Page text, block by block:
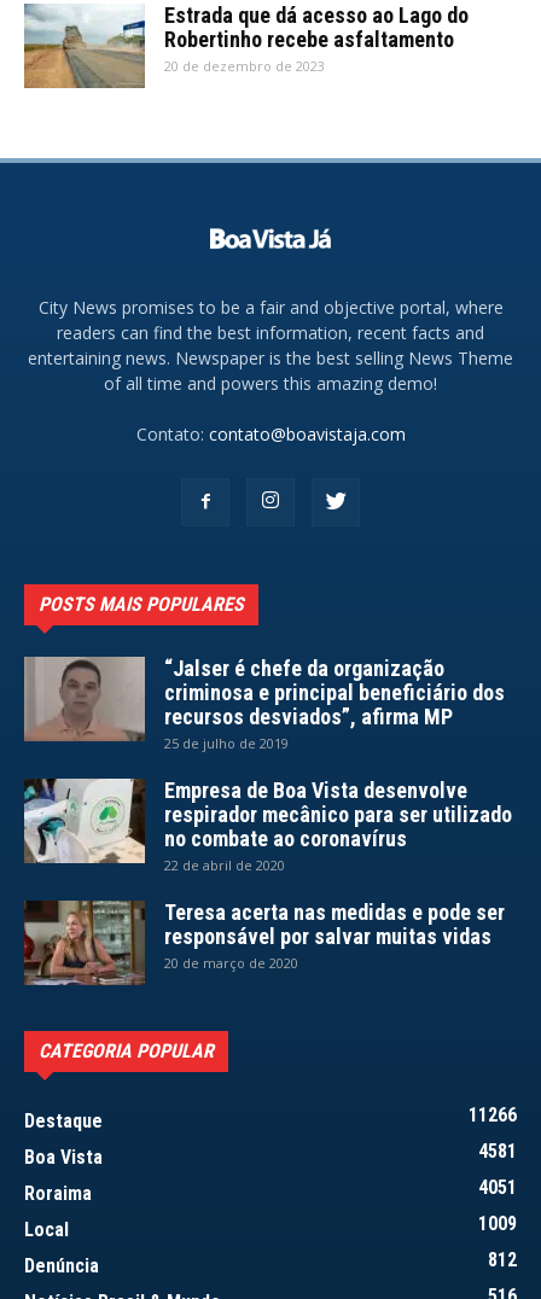
Estrada que dá acesso ao Lago do
Robertinho recebe asfaltamento
20 de dezembro de 2023
City News promises to be a fair and objective portal, where
readers can find the best information, recent facts and
entertaining news. Newspaper is the best selling News Theme
of all time and powers this amazing demo!
Contato: contato@boavistaja.com
POSTS MAIS POPULARES
“Jalser é chefe da organização
criminosa e principal beneficiário dos
recursos desviados”, afirma MP
25 de julho de 2019
Empresa de Boa Vista desenvolve
respirador mecânico para ser utilizado
no combate ao coronavírus
22 de abril de 2020
Teresa acerta nas medidas e pode ser
responsável por salvar muitas vidas
20 de março de 2020
CATEGORIA POPULAR
Destaque
11266
Boa Vista
4581
Roraima
4051
Local
1009
Denúncia
812